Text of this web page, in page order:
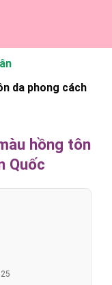
da phong cách
hồng tôn
Quốc